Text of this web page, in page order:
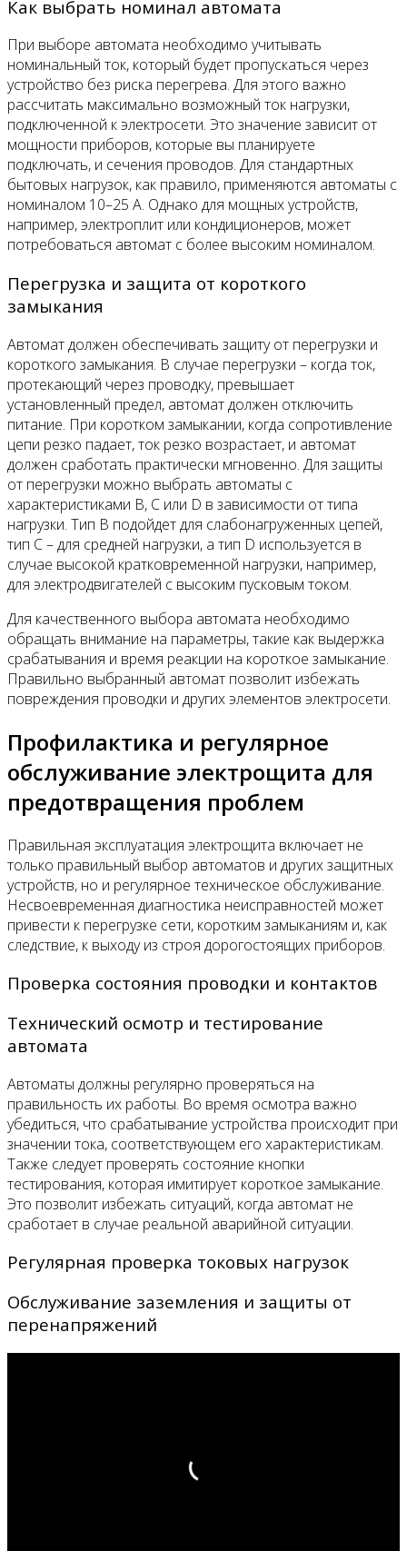
Как выбрать номинал автомата
При выборе автомата необходимо учитывать
номинальный ток, который будет пропускаться через
устройство без риска перегрева. Для этого важно
рассчитать максимально возможный ток нагрузки,
подключенной к электросети. Это значение зависит от
мощности приборов, которые вы планируете
подключать, и сечения проводов. Для стандартных
бытовых нагрузок, как правило, применяются автоматы с
номиналом 10–25 А. Однако для мощных устройств,
например, электроплит или кондиционеров, может
потребоваться автомат с более высоким номиналом.
Перегрузка и защита от короткого
замыкания
Автомат должен обеспечивать защиту от перегрузки и
короткого замыкания. В случае перегрузки – когда ток,
протекающий через проводку, превышает
установленный предел, автомат должен отключить
питание. При коротком замыкании, когда сопротивление
цепи резко падает, ток резко возрастает, и автомат
должен сработать практически мгновенно. Для защиты
от перегрузки можно выбрать автоматы с
характеристиками B, C или D в зависимости от типа
нагрузки. Тип B подойдет для слабонагруженных цепей,
тип C – для средней нагрузки, а тип D используется в
случае высокой кратковременной нагрузки, например,
для электродвигателей с высоким пусковым током.
Для качественного выбора автомата необходимо
обращать внимание на параметры, такие как выдержка
срабатывания и время реакции на короткое замыкание.
Правильно выбранный автомат позволит избежать
повреждения проводки и других элементов электросети.
Профилактика и регулярное
обслуживание электрощита для
предотвращения проблем
Правильная эксплуатация электрощита включает не
только правильный выбор автоматов и других защитных
устройств, но и регулярное техническое обслуживание.
Несвоевременная диагностика неисправностей может
привести к перегрузке сети, коротким замыканиям и, как
следствие, к выходу из строя дорогостоящих приборов.
Проверка состояния проводки и контактов
Технический осмотр и тестирование
автомата
Автоматы должны регулярно проверяться на
правильность их работы. Во время осмотра важно
убедиться, что срабатывание устройства происходит при
значении тока, соответствующем его характеристикам.
Также следует проверять состояние кнопки
тестирования, которая имитирует короткое замыкание.
Это позволит избежать ситуаций, когда автомат не
сработает в случае реальной аварийной ситуации.
Регулярная проверка токовых нагрузок
Обслуживание заземления и защиты от
перенапряжений